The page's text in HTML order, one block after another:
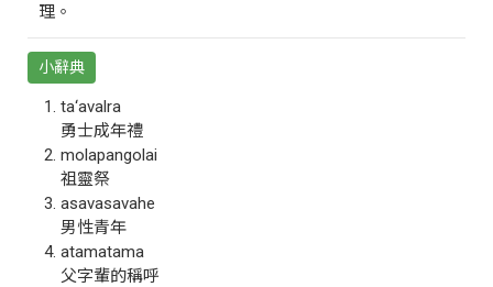
理。
小辭典
ta‘avalra
勇士成年禮
molapangolai
祖靈祭
asavasavahe
男性青年
atamatama
父字輩的稱呼